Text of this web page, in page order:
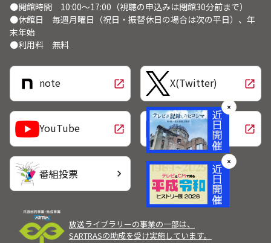
●開館時間 10:00～17:00（視聴の申込みは閉館30分前まで）
●休館日 毎週月曜日（祝日・振替休日の場合は次の平日）、年
末年始
●利用料 無料
note open_in_new X(Twitter) open_in_new
YouTube open_in_new LINE open_in_new
番組投票 chevron_right
放送ライブラリーの事業の一部は、
SARTRASの助成を受け実施しています。
✕
✕